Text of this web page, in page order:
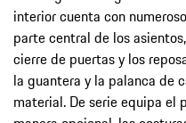
interior cuenta con
parte central de los
cierre de puertas y los
la guantera y la palanca de
material. De serie equipa el